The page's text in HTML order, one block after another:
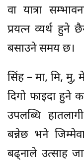
वा यात्रा
प्रयत्न व्यर्थ हुने
बसाउने समय छ।
सिंह – मा, मि, मु,
दिगो फाइदा हुने
उपलब्धि
बन्नेछ भने
बढ्नाले उत्साह